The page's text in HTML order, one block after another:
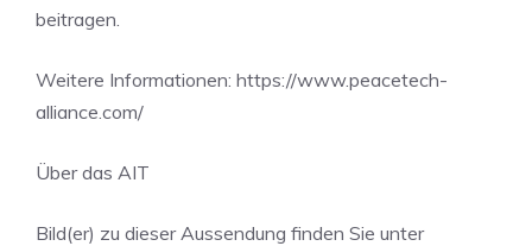
beitragen.
Weitere Informationen: https://www.peacetech-
alliance.com/
Über das AIT
Bild(er) zu dieser Aussendung finden Sie unter